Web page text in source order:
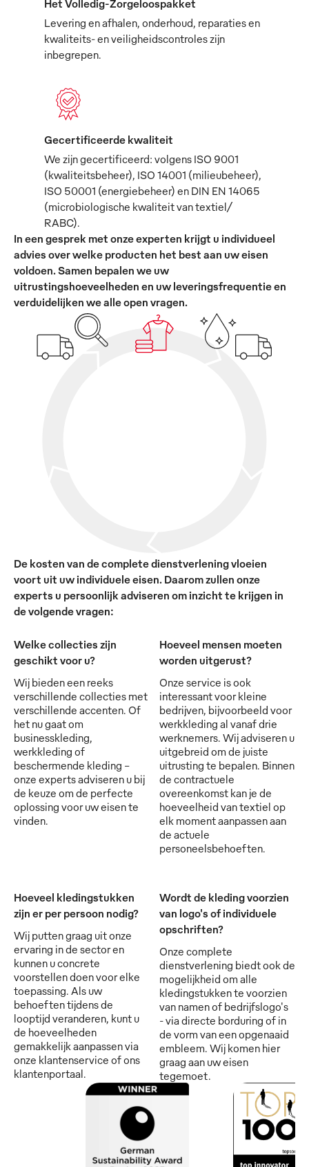
Het Volledig-Zorgeloospakket
Levering en afhalen, onderhoud, reparaties en
kwaliteits- en veiligheidscontroles zijn
inbegrepen.
Gecertificeerde kwaliteit
We zijn gecertificeerd: volgens ISO 9001
(kwaliteitsbeheer), ISO 14001 (milieubeheer),
ISO 50001 (energiebeheer) en DIN EN 14065
(microbiologische kwaliteit van textiel/
RABC).
In een gesprek met onze experten krijgt u individueel
advies over welke producten het best aan uw eisen
voldoen. Samen bepalen we uw
uitrustingshoeveelheden en uw leveringsfrequentie en
verduidelijken we alle open vragen.
De kosten van de complete dienstverlening vloeien
voort uit uw individuele eisen. Daarom zullen onze
experts u persoonlijk adviseren om inzicht te krijgen in
de volgende vragen:
Welke collecties zijn
geschikt voor u?
Wij bieden een reeks
verschillende collecties met
verschillende accenten. Of
het nu gaat om
businesskleding,
werkkleding of
beschermende kleding -
onze experts adviseren u bij
de keuze om de perfecte
oplossing voor uw eisen te
vinden.
Hoeveel mensen moeten
worden uitgerust?
Onze service is ook
interessant voor kleine
bedrijven, bijvoorbeeld voor
werkkleding al vanaf drie
werknemers. Wij adviseren u
uitgebreid om de juiste
uitrusting te bepalen. Binnen
de contractuele
overeenkomst kan je de
hoeveelheid van textiel op
elk moment aanpassen aan
de actuele
personeelsbehoeften.
Hoeveel kledingstukken
zijn er per persoon nodig?
Wij putten graag uit onze
ervaring in de sector en
kunnen u concrete
voorstellen doen voor elke
toepassing. Als uw
behoeften tijdens de
looptijd veranderen, kunt u
de hoeveelheden
gemakkelijk aanpassen via
onze klantenservice of ons
klantenportaal.
Wordt de kleding voorzien
van logo's of individuele
opschriften?
Onze complete
dienstverlening biedt ook de
mogelijkheid om alle
kledingstukken te voorzien
van namen of bedrijfslogo's
- via directe borduring of in
de vorm van een opgenaaid
embleem. Wij komen hier
graag aan uw eisen
tegemoet.